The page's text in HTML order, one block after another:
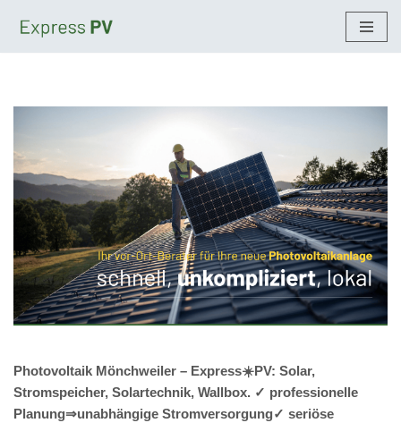
Photovoltaik Mönchweiler – Express☀️PV️: Solar,
Stromspeicher, Solartechnik, Wallbox. ✓ professionelle
Planung⇒unabhängige Stromversorgung✓ seriöse